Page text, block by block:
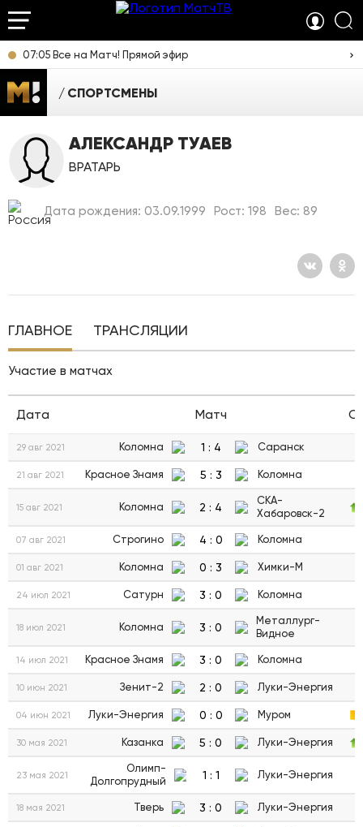
07:05 Все на Матч! Прямой эфир
СПОРТСМЕНЫ
АЛЕКСАНДР ТУАЕВ
ВРАТАРЬ
Дата рождения: 03.09.1999 Рост: 198 Вес: 89
ГЛАВНОЕ ТРАНСЛЯЦИИ
Участие в матчах
Дата Матч
29 авг 2021 Коломна 1 : 4 Саранск
21 авг 2021 Красное Знамя 5 : 3 Коломна
15 авг 2021 Коломна 2 : 4
СКА-
Хабаровск-2
07 авг 2021 Строгино 4 : 0 Коломна
01 авг 2021 Коломна 0 : 3 Химки-М
24 июл 2021 Сатурн 3 : 0 Коломна
18 июл 2021 Коломна 3 : 0
Металлург-
Видное
14 июл 2021 Красное Знамя 3 : 0 Коломна
10 июн 2021 Зенит-2 2 : 0 Луки-Энергия
04 июн 2021 Луки-Энергия 0 : 0 Муром
30 мая 2021 Казанка 5 : 0 Луки-Энергия
23 мая 2021
Олимп-
Долгопрудный
1 : 1 Луки-Энергия
18 мая 2021 Тверь 3 : 0 Луки-Энергия